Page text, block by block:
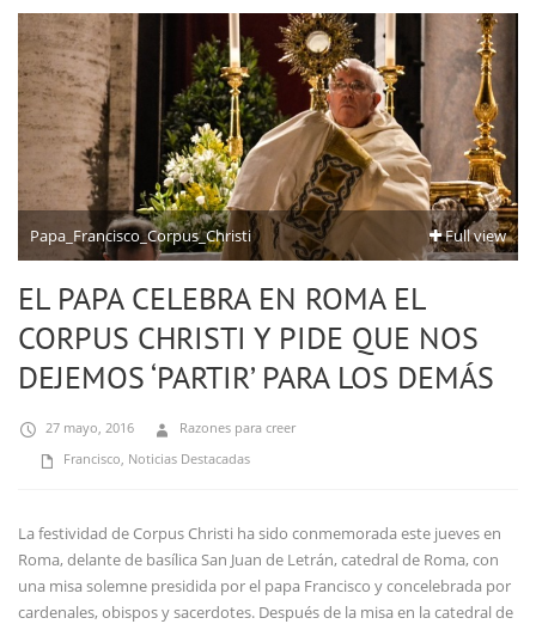
Papa_Francisco_Corpus_Christi Full view
EL PAPA CELEBRA EN ROMA EL
CORPUS CHRISTI Y PIDE QUE NOS
DEJEMOS ‘PARTIR’ PARA LOS DEMÁS
27 mayo, 2016
Razones para creer
Francisco Noticias Destacadas
La festividad de Corpus Christi ha sido conmemorada este jueves en
Roma, delante de basílica San Juan de Letrán, catedral de Roma, con
una misa solemne presidida por el papa Francisco y concelebrada por
cardenales, obispos y sacerdotes. Después de la misa en la catedral de